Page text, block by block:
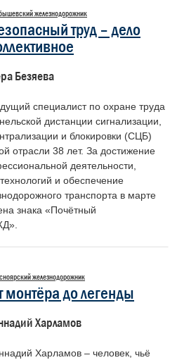
железнодорожник
труд – дело
Безяева
специалист по охране труда
дистанции сигнализации,
и блокировки (СЦБ)
отрасли 38 лет. За достижение
деятельности,
и обеспечение
транспорта в марте
знака «Почётный
железнодорожник
монтёра до легенды
Харламов
Харламов – человек, чьё